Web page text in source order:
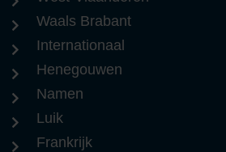
Waals Brabant
Internationaal
Henegouwen
Namen
Luik
Frankrijk